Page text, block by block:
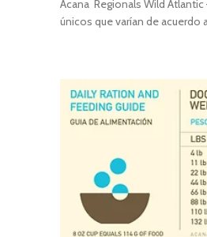
Acana Regionals Wild
únicos que varían de acuerdo